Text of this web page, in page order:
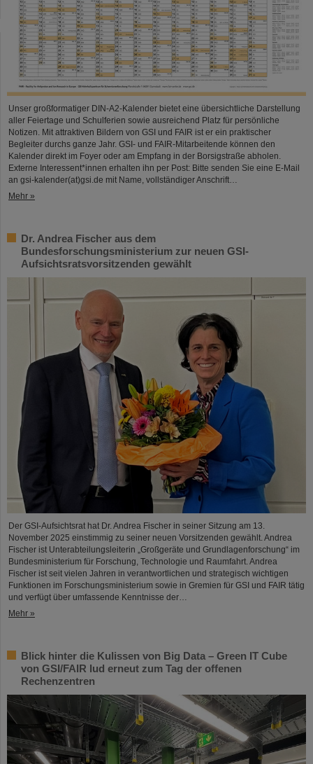
Unser großformatiger DIN-A2-Kalender bietet eine übersichtliche Darstellung
aller Feiertage und Schulferien sowie ausreichend Platz für persönliche
Notizen. Mit attraktiven Bildern von GSI und FAIR ist er ein praktischer
Begleiter durchs ganze Jahr. GSI- und FAIR-Mitarbeitende können den
Kalender direkt im Foyer oder am Empfang in der Borsigstraße abholen.
Externe Interessent*innen erhalten ihn per Post: Bitte senden Sie eine E-Mail
an gsi-kalender(at)gsi.de mit Name, vollständiger Anschrift…
Mehr »
Dr. Andrea Fischer aus dem
Bundesforschungsministerium zur neuen GSI-
Aufsichtsratsvorsitzenden gewählt
Der GSI-Aufsichtsrat hat Dr. Andrea Fischer in seiner Sitzung am 13.
November 2025 einstimmig zu seiner neuen Vorsitzenden gewählt. Andrea
Fischer ist Unterabteilungsleiterin „Großgeräte und Grundlagenforschung“ im
Bundesministerium für Forschung, Technologie und Raumfahrt. Andrea
Fischer ist seit vielen Jahren in verantwortlichen und strategisch wichtigen
Funktionen im Forschungsministerium sowie in Gremien für GSI und FAIR tätig
und verfügt über umfassende Kenntnisse der…
Mehr »
Blick hinter die Kulissen von Big Data – Green IT Cube
von GSI/FAIR lud erneut zum Tag der offenen
Rechenzentren